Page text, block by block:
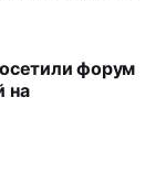
форум
на